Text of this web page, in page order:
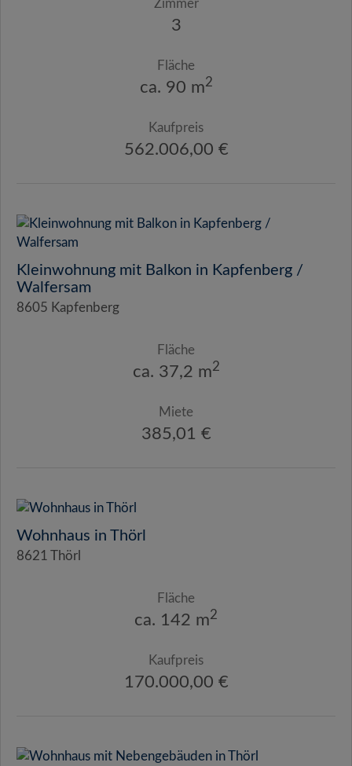
Zimmer
3
Fläche
ca. 90 m2
Kaufpreis
562.006,00 €
Kleinwohnung mit Balkon in Kapfenberg /
Walfersam
8605 Kapfenberg
Fläche
ca. 37,2 m2
Miete
385,01 €
Wohnhaus in Thörl
8621 Thörl
Fläche
ca. 142 m2
Kaufpreis
170.000,00 €